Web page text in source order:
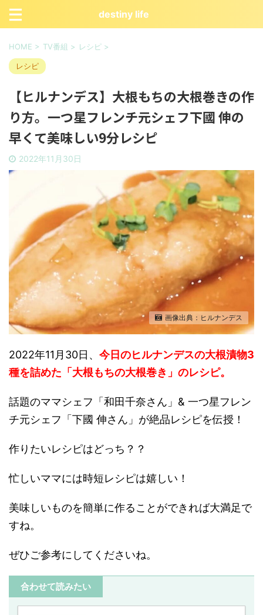
destiny life
HOME > TV番組 > レシピ >
レシピ
【ヒルナンデス】大根もちの大根巻きの作
り方。一つ星フレンチ元シェフ下國 伸の
早くて美味しい9分レシピ
2022年11月30日
画像出典：ヒルナンデス
2022年11月30日、 今日のヒルナンデスの大根漬物3
種を詰めた「大根もちの大根巻き」のレシピ。
話題のママシェフ「和田千奈さん」& 一つ星フレン
チ元シェフ「下國 伸さん」が絶品レシピを伝授！
作りたいレシピはどっち？？
忙しいママには時短レシピは嬉しい！
美味しいものを簡単に作ることができれば大満足で
すね。
ぜひご参考にしてくださいね。
合わせて読みたい